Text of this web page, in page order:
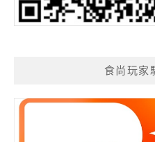
食尚玩家